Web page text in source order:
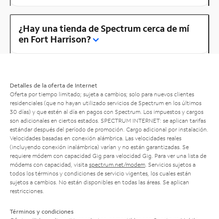
¿Hay una tienda de Spectrum cerca de mí
en Fort Harrison?
Detalles de la oferta de Internet
Oferta por tiempo limitado; sujeta a cambios; solo para nuevos clientes
residenciales (que no hayan utilizado servicios de Spectrum en los últimos
30 días) y que estén al día en pagos con Spectrum. Los impuestos y cargos
son adicionales en ciertos estados. SPECTRUM INTERNET: se aplican tarifas
estándar después del período de promoción. Cargo adicional por instalación.
Velocidades basadas en conexión alámbrica. Las velocidades reales
(incluyendo conexión inalámbrica) varían y no están garantizadas. Se
requiere módem con capacidad Gig para velocidad Gig. Para ver una lista de
módems con capacidad, visita spectrum.net/modem . Servicios sujetos a
todos los términos y condiciones de servicio vigentes, los cuales están
sujetos a cambios. No están disponibles en todas las áreas. Se aplican
restricciones.
Términos y condiciones